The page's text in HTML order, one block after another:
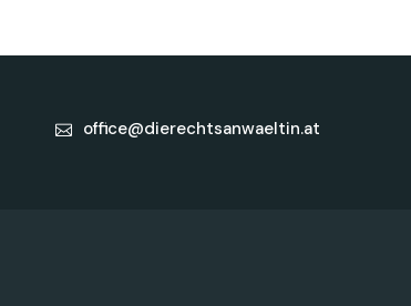
office@dierechtsanwaeltin.at